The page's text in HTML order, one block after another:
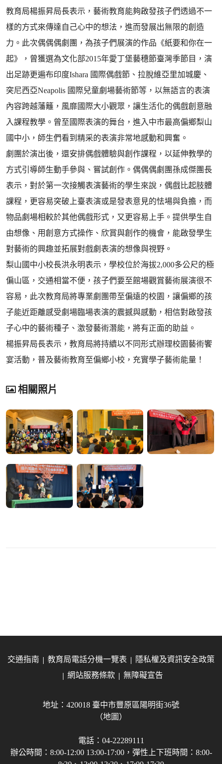
教育局楊振昇局長表示，藝術教育能夠啟發孩子們透過不一
樣的方式來傳達自己心中的想法，進而發展出無限的創造
力。此次偶偶偶劇團，為孩子們展演的作品《紙要和你在一
起》，曾獲選為文化部2015年愛丁堡藝穗節臺灣季節目，演
出足跡更遍布印度Ishara 國際偶戲節、拉脫維亞里加城慶、
突尼西亞Neapolis 國際兒童劇場藝術節等，以無語言的表演
內容跨越藩籬，風靡國際大小觀眾，讓生活化的偶戲創意融
入課程教學。曾至國際表演的舞台，進入中市最高偏鄉梨山
國中小，師生們看到精采的表演非常地感動和興奮。
劇團於演出後，還安排偶戲體驗與創作課程，以延伸教學的
方式引導師生動手參與、嘗試創作。偶偶偶劇團孫成傑團長
表示，對於第一次接觸表演藝術的學生來說，偶戲比起肢體
課程，更容易突破上臺表演或是發表意見的怯場與負擔，而
物品劇場相較於其他偶戲形式，又更容易上手。提供學生自
由想像、用創意方式操作、欣賞與創作的機會，能啟發學生
對藝術的興趣並拓展對戲劇表演的想像與視野。
梨山國中小校長洪永明表示，學校位於海拔2,000多公尺的極
偏山區，交通相當不便，孩子們要至館場觀賞藝術展演很不
容易，此次教育局將專業劇團帶至偏遠的校園，讓偏鄉的孩
子能近距離感受劇場臨場表演的震撼與感動，相信對啟發孩
子心中的藝術種子、激發藝術潛能，將有正面的助益。
楊振昇局長表示，教育局將持續以不同形式辦理校園藝術饗
宴活動，普及藝術教育至偏鄉小校，充實學子藝術能量！
相關照片
交通指南 教育局電話分機一覽表
隱私權及資訊安全政策
網站服務條款
無障礙宣告
地址：420018 臺中市豐原區陽明街36號
（地圖）
電話：04-22289111
辦公時間：8:00-12:00 13:00-17:00，彈性上下班時間：8:00-